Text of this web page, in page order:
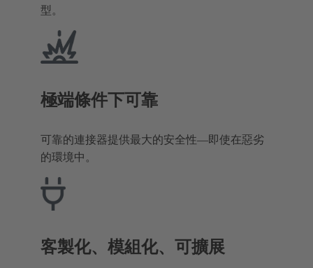
型。
極端條件下可靠
可靠的連接器提供最大的安全性—即使在惡劣
的環境中。
客製化、模組化、可擴展